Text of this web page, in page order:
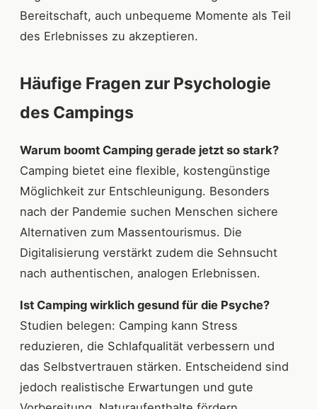
Bereitschaft, auch unbequeme Momente als Teil
des Erlebnisses zu akzeptieren.
Häufige Fragen zur Psychologie
des Campings
Warum boomt Camping gerade jetzt so stark?
Camping bietet eine flexible, kostengünstige
Möglichkeit zur Entschleunigung. Besonders
nach der Pandemie suchen Menschen sichere
Alternativen zum Massentourismus. Die
Digitalisierung verstärkt zudem die Sehnsucht
nach authentischen, analogen Erlebnissen.
Ist Camping wirklich gesund für die Psyche?
Studien belegen: Camping kann Stress
reduzieren, die Schlafqualität verbessern und
das Selbstvertrauen stärken. Entscheidend sind
jedoch realistische Erwartungen und gute